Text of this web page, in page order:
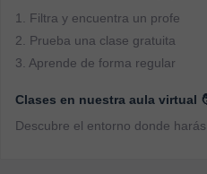
1. Filtra y encuentra un profe
2. Prueba una clase gratuita
3. Aprende de forma regular
Clases en nuestra aula virtual
Descubre el entorno donde harás